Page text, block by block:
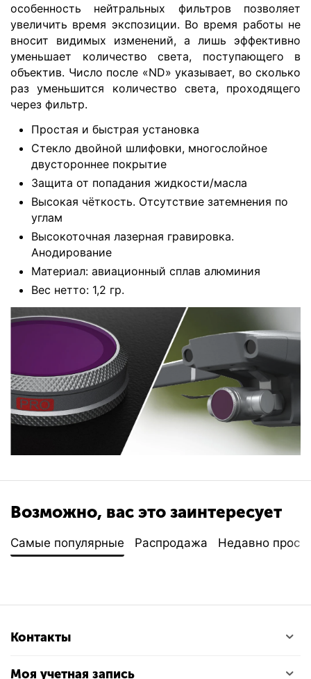
особенность нейтральных фильтров позволяет
увеличить время экспозиции. Во время работы не
вносит видимых изменений, а лишь эффективно
уменьшает количество света, поступающего в
объектив. Число после «ND» указывает, во сколько
раз уменьшится количество света, проходящего
через фильтр.
Простая и быстрая установка
Стекло двойной шлифовки, многослойное
двустороннее покрытие
Защита от попадания жидкости/масла
Высокая чёткость. Отсутствие затемнения по
углам
Высокоточная лазерная гравировка.
Анодирование
Материал: авиационный сплав алюминия
Вес нетто: 1,2 гр.
Возможно, вас это заинтересует
Самые популярные Распродажа Недавно
Контакты
Моя учетная запись